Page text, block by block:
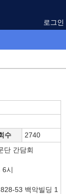
로그인
수 2740
단 간담회
6시
53 백악빌딩 1